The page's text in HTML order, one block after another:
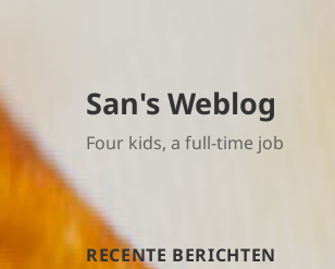
San's Weblog
Four kids, a full-time job
RECENTE BERICHTEN